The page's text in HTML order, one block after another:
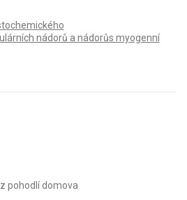
nádorů a nádorůs myogenní
pohodlí domova